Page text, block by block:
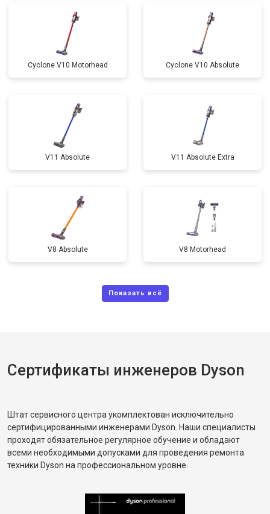
Cyclone V10 Motorhead Cyclone V10 Absolute
V11 Absolute V11 Absolute Extra
V8 Absolute V8 Motorhead
Сертификаты инженеров Dyson
Штат сервисного центра укомплектован исключительно
сертифицированными инженерами Dyson. Наши специалисты
проходят обязательное регулярное обучение и обладают
всеми необходимыми допусками для проведения ремонта
техники Dyson на профессиональном уровне.